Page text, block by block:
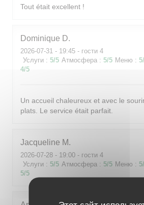
Tout était excellent !
Dominique D
2026-07-31 - 19:45 - гости 4
Услуги : 5/5 Атмосфера : 5/5 Меню : 5
4/5
Un accueil chaleureux et avec le
plats. Le service était parfait.
Jacqueline M
2026-07-28 - 19:00 - гости 4
Услуги : 5/5 Атмосфера : 5/5 Меню : 5
5/5